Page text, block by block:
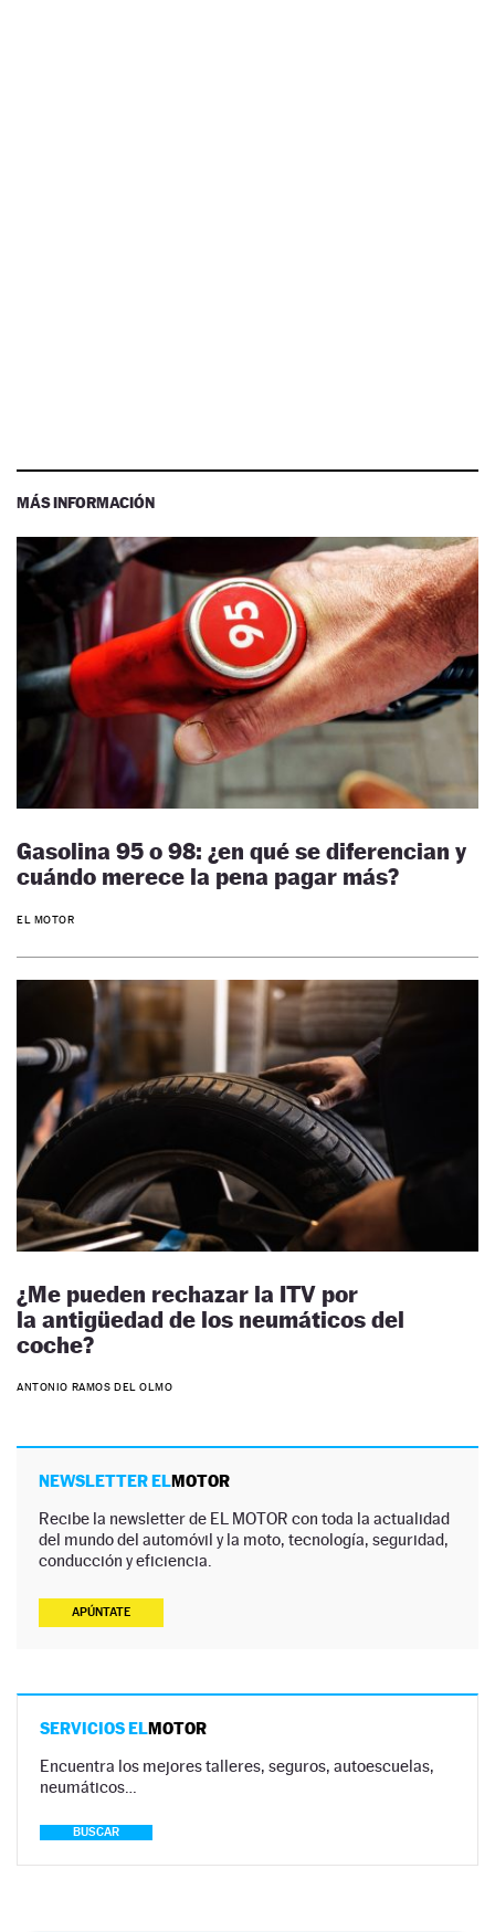
MÁS INFORMACIÓN
Gasolina 95 o 98: ¿en qué se diferencian y
cuándo merece la pena pagar más?
EL MOTOR
¿Me pueden rechazar la ITV por
la antigüedad de los neumáticos del
coche?
ANTONIO RAMOS DEL OLMO
NEWSLETTER ELMOTOR
Recibe la newsletter de EL MOTOR con toda la actualidad
del mundo del automóvil y la moto, tecnología, seguridad,
conducción y eficiencia.
APÚNTATE
SERVICIOS ELMOTOR
Encuentra los mejores talleres, seguros, autoescuelas,
neumáticos…
BUSCAR